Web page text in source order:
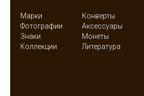
Марки Конверты
Фотографии
Аксессуары
Знаки
Монеты
Коллекции
Литература